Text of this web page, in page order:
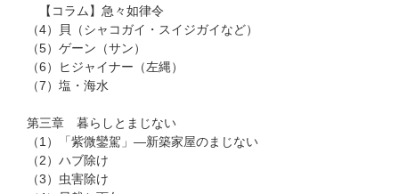
【コラム】急々如律令
（4）貝（シャコガイ・スイジガイなど）
（5）ゲーン（サン）
（6）ヒジャイナー（左縄）
（7）塩・海水
第三章 暮らしとまじない
（1）「紫微鑾駕」—新築家屋のまじない
（2）ハブ除け
（3）虫害除け